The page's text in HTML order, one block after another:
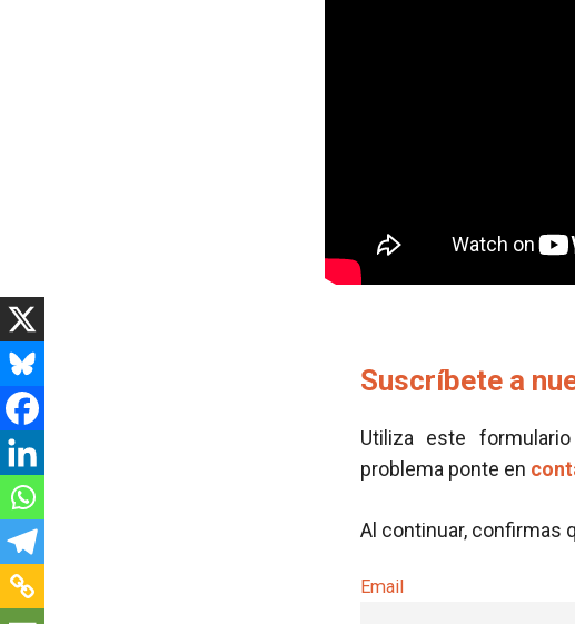
Suscríbete a
Utiliza este
problema ponte en
Al continuar, confirmas
Email